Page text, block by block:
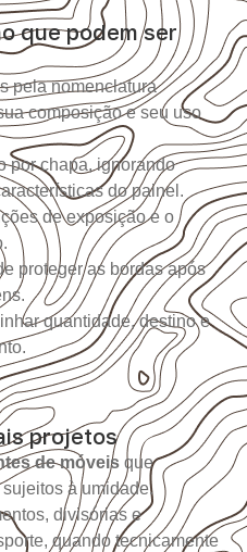
que podem ser
pela nomenclatura
composição e seu uso
por chapa, ignorando
do painel.
de exposição e o
proteger as bordas após
quantidade, destino e
projetos
de móveis que
à umidade.
divisórias e
quando tecnicamente